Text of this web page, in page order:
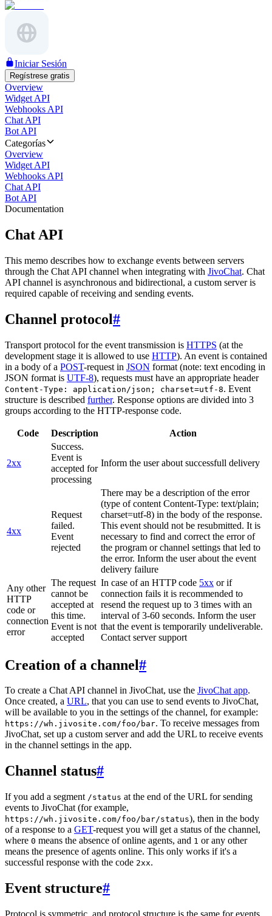
Iniciar Sesión
Regístrese gratis
Overview
Widget API
Webhooks API
Chat API
Bot API
Categorías
Overview
Widget API
Webhooks API
Chat API
Bot API
Documentation
Chat API
This memo describes how to exchange events between servers
through the Chat API channel when integrating with JivoChat. Chat
API channel is asynchronous and bidirectional, a custom server is
required capable of receiving and sending events.
Channel protocol#
Transport protocol for the event transmission is HTTPS (at the
development stage it is allowed to use HTTP). An event is contained
in a body of a POST-request in JSON format (note: text encoding in
JSON format is UTF-8), requests must have an appropriate header
Content-Type: application/json; charset=utf-8. Event
structure is described further. Response options are divided into 3
groups according to the HTTP-response code.
Code Description Action
2xx
Success.
Event is
accepted for
processing
Inform the user about successfull delivery
4xx
Request
failed.
Event
rejected
There may be a description of the error
(type of content Content-Type: text/plain;
charset=utf-8) in the body of the response.
This event should not be resubmitted. It is
necessary to find and correct the error of
the program or channel settings that led to
the error. Inform the user about the event
delivery failure
Any other
HTTP
code or
connection
error
The request
cannot be
accepted at
this time.
Event is not
accepted
In case of an HTTP code 5xx or if
connection fails it is recommended to
resend the request up to 3 times with an
interval of 3-60 seconds. Inform the user
that the event is temporarily undeliverable.
Contact server support
Creation of a channel#
To create a Chat API channel in JivoChat, use the JivoChat app.
Once created, a URL, that you can use to send events to JivoChat,
will be available to you in the settings of the channel, for example:
https://wh.jivosite.com/foo/bar. To receive messages from
JivoChat, set up a custom server and add the URL to receive events
in the channel settings in the app.
Channel status#
If you add a segment /status at the end of the URL for sending
events to JivoChat (for example,
https://wh.jivosite.com/foo/bar/status), then in the body
of a response to a GET-request you will get a status of the channel,
where 0 means the absence of online agents, and 1 or any other
means the presence of agents online. This only works if it's a
successful response with the code 2xx.
Event structure#
Protocol is symmetric, and protocol structure is the same for events